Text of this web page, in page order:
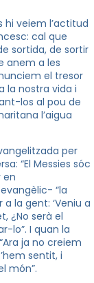
hi veiem l’actitud
cal que
sortida, de sortir
anem a les
el tresor
la nostra vida i
los al pou de
l’aigua
per
“El Messies sóc
en
“la
la gent: ‘Veniu a
¿No serà el
lo”. I quan la
ja no creiem
sentit, i
món”.